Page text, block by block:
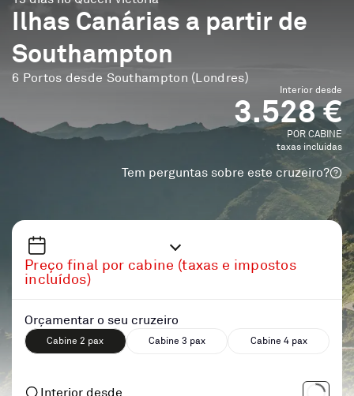
Ilhas Canárias a partir de
Southampton
6 Portos desde Southampton (Londres)
Interior desde
3.528 €
POR CABINE
taxas incluidas
Tem perguntas sobre este cruzeiro?
Preço final por cabine (taxas e impostos
incluídos)
Orçamentar o seu cruzeiro
Cabine 2 pax Cabine 3 pax Cabine 4 pax
Interior desde